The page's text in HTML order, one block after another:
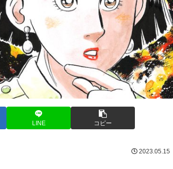
LINE コピー
2023.05.15